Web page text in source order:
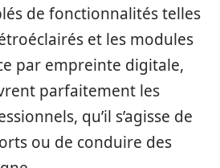
de fonctionnalités telles
et les modules
par empreinte digitale,
parfaitement les
qu’il s’agisse de
ou de conduire des